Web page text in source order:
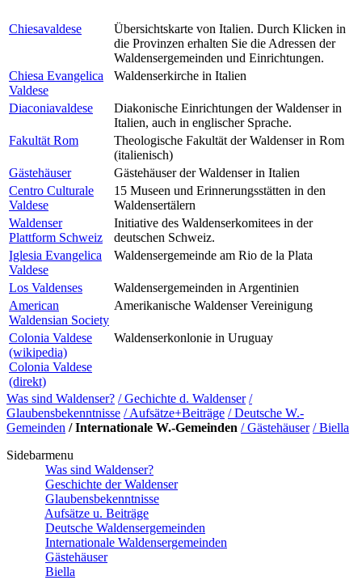
Chiesavaldese
Übersichtskarte von Italien. Durch Klicken in
die Provinzen erhalten Sie die Adressen der
Waldensergemeinden und Einrichtungen.
Chiesa Evangelica
Valdese
Waldenserkirche in Italien
Diaconiavaldese
Diakonische Einrichtungen der Waldenser in
Italien, auch in englischer Sprache.
Fakultät Rom
Theologische Fakultät der Waldenser in Rom
(italienisch)
Gästehäuser
Gästehäuser der Waldenser in Italien
Centro Culturale
Valdese
15 Museen und Erinnerungsstätten in den
Waldensertälern
Waldenser
Plattform Schweiz
Initiative des Waldenserkomitees in der
deutschen Schweiz.
Iglesia Evangelica
Valdese
Waldensergemeinde am Rio de la Plata
Los Valdenses
Waldensergemeinden in Argentinien
American
Waldensian Society
Amerikanische Waldenser Vereinigung
Colonia Valdese
(wikipedia)
Colonia Valdese
(direkt)
Waldenserkonlonie in Uruguay
Was sind Waldenser? / Gechichte d. Waldenser /
Glaubensbekenntnisse / Aufsätze+Beiträge / Deutsche W.-
Gemeinden / Internationale W.-Gemeinden / Gästehäuser / Biella
Sidebarmenu
Was sind Waldenser?
Geschichte der Waldenser
Glaubensbekenntnisse
Aufsätze u. Beiträge
Deutsche Waldensergemeinden
Internationale Waldensergemeinden
Gästehäuser
Biella